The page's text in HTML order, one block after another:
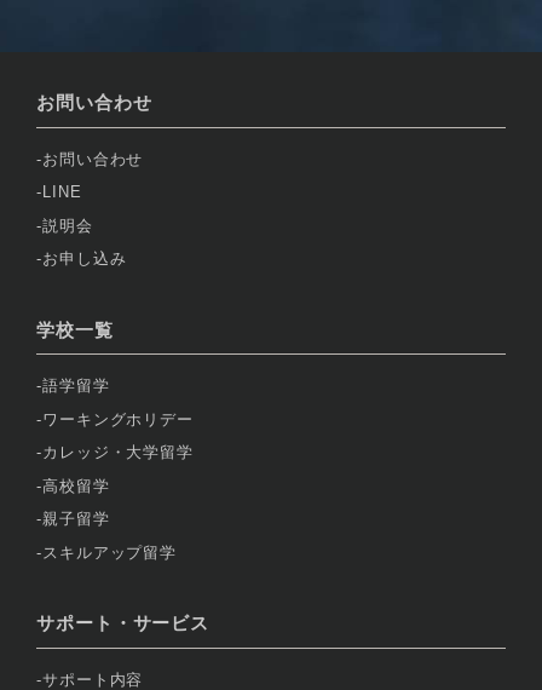
お問い合わせ
お問い合わせ
LINE
説明会
お申し込み
学校一覧
語学留学
ワーキングホリデー
カレッジ・大学留学
高校留学
親子留学
スキルアップ留学
サポート・サービス
サポート内容